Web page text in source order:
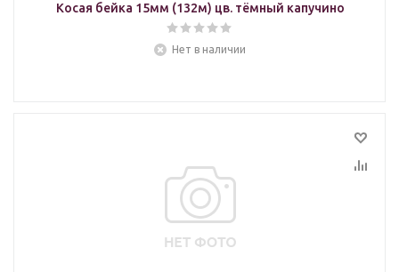
Косая бейка 15мм (132м) цв. тёмный капучино
Нет в наличии